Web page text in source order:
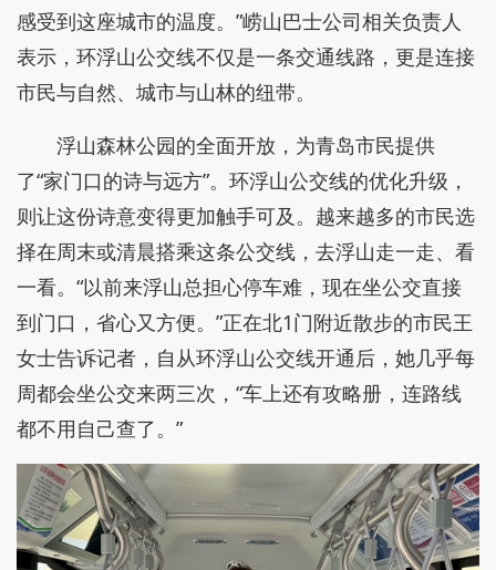
感受到这座城市的温度。”崂山巴士公司相关负责人
表示，环浮山公交线不仅是一条交通线路，更是连接
市民与自然、城市与山林的纽带。
浮山森林公园的全面开放，为青岛市民提供
了“家门口的诗与远方”。环浮山公交线的优化升级，
则让这份诗意变得更加触手可及。越来越多的市民选
择在周末或清晨搭乘这条公交线，去浮山走一走、看
一看。“以前来浮山总担心停车难，现在坐公交直接
到门口，省心又方便。”正在北1门附近散步的市民王
女士告诉记者，自从环浮山公交线开通后，她几乎每
周都会坐公交来两三次，“车上还有攻略册，连路线
都不用自己查了。”